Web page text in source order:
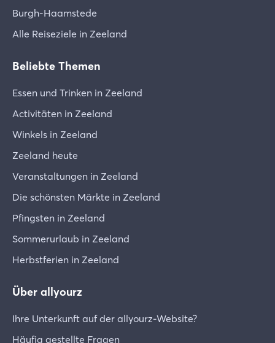
Burgh-Haamstede
Alle Reiseziele in Zeeland
Beliebte Themen
Essen und Trinken in Zeeland
Activitäten in Zeeland
Winkels in Zeeland
Zeeland heute
Veranstaltungen in Zeeland
Die schönsten Märkte in Zeeland
Pfingsten in Zeeland
Sommerurlaub in Zeeland
Herbstferien in Zeeland
Über allyourz
Ihre Unterkunft auf der allyourz-Website?
Häufig gestellte Fragen